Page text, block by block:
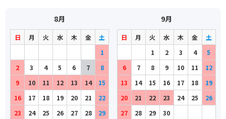
8月
日 月 火 水 木 金
土
1
2
3 4 5 6 7
8
9
10 11 12 13 14
15
16
17 18 19 20 21
22
23
24 25 26 27 28 29
9月
日 月 火 水 木 金
土
1
2 3 4
5
6
7 8 9 10 11
12
13
14 15 16 17 18
19
20
21 22 23 24 25
26
27
28 29 30